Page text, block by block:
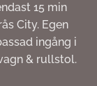
15 min
City. Egen
ingång i
& rullstol.